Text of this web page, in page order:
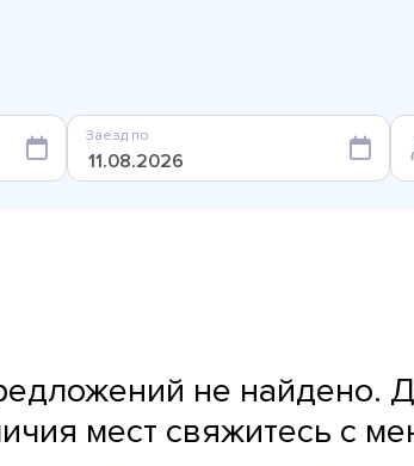
Заезд по
не найдено.
мест свяжитесь с